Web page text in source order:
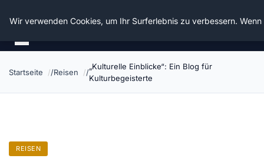
Die Schnitter
Startseite Reisen
„Kulturelle Einblicke“: Ein Blog für
Kulturbegeisterte
REISEN
Wir verwenden Cookies, um Ihr Surferlebnis zu verbessern.